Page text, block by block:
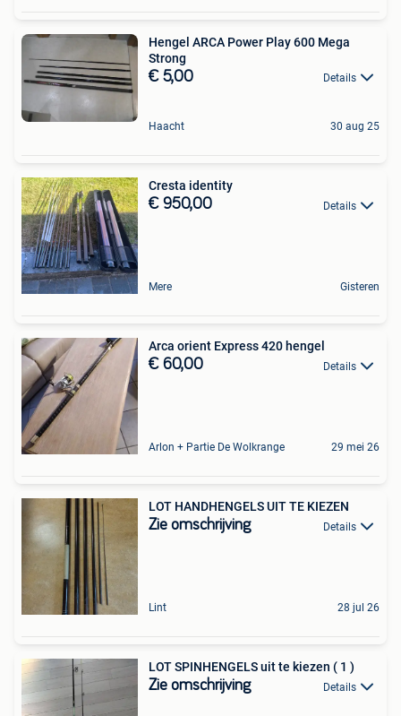
Hengel ARCA Power Play 600 Mega
Strong
€ 5,00 Details
Haacht 30 aug 25
Cresta identity
€ 950,00 Details
Mere Gisteren
Arca orient Express 420 hengel
€ 60,00 Details
Arlon + Partie De Wolkrange 29 mei 26
LOT HANDHENGELS UIT TE KIEZEN
Zie omschrijving Details
Lint 28 jul 26
LOT SPINHENGELS uit te kiezen ( 1 )
Zie omschrijving Details